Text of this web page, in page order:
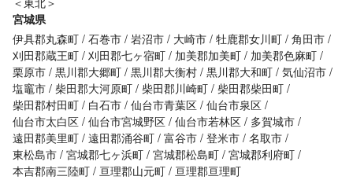
宮城県
伊具郡丸森町 石巻市 岩沼市 大崎市 牡鹿郡女川町 角田市
刈田郡蔵王町 刈田郡七ヶ宿町 加美郡加美町
加美郡色麻町
栗原市 黒川郡大郷町 黒川郡大衡村 黒川郡大和町 気仙沼市
塩竈市
柴田郡大河原町 柴田郡川崎町
柴田郡柴田町
柴田郡村田町
白石市 仙台市青葉区 仙台市泉区
仙台市太白区 仙台市宮城野区 仙台市若林区
多賀城市
遠田郡美里町 遠田郡涌谷町 富谷市 登米市 名取市
東松島市 宮城郡七ヶ浜町 宮城郡松島町 宮城郡利府町
本吉郡南三陸町
亘理郡山元町
亘理郡亘理町